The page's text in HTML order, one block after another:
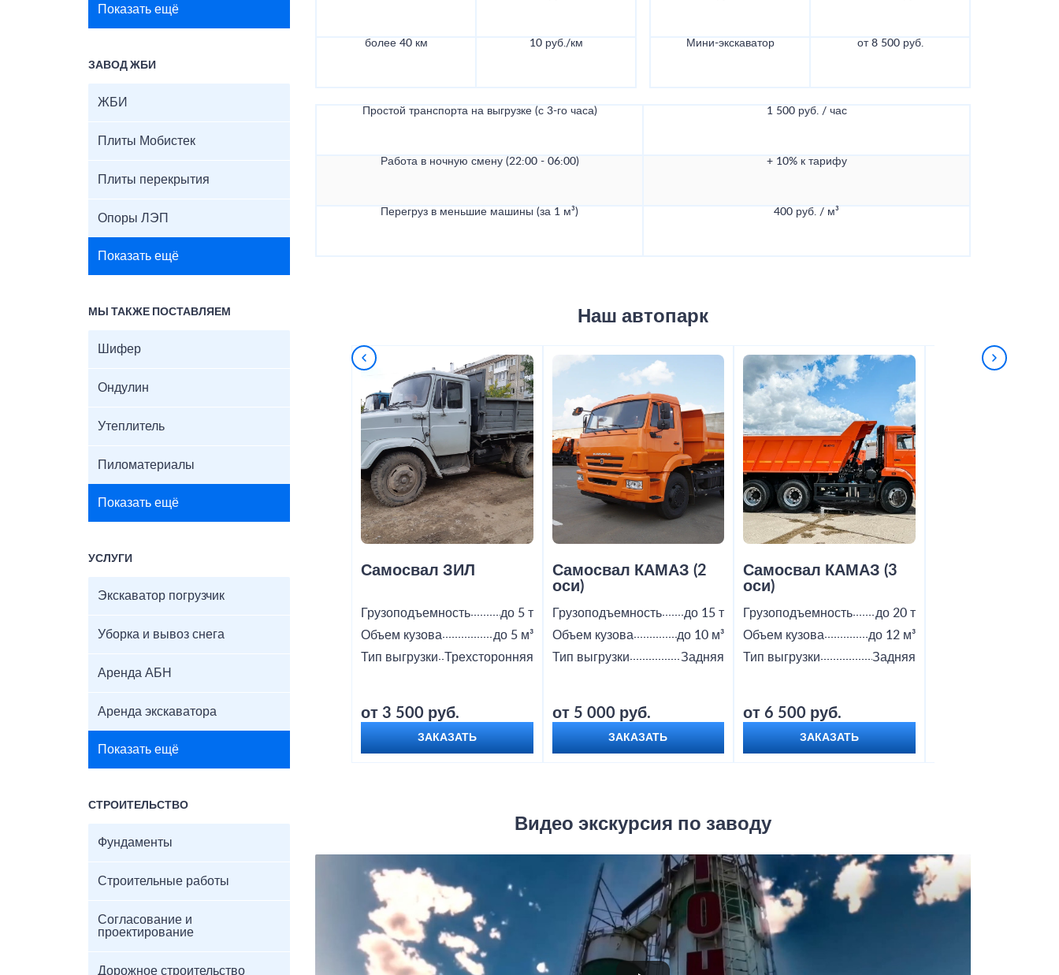
Показать ещё
ЗАВОД ЖБИ
ЖБИ
Плиты Мобистек
Плиты перекрытия
Опоры ЛЭП
Показать ещё
МЫ ТАКЖЕ ПОСТАВЛЯЕМ
Шифер
Ондулин
Утеплитель
Пиломатериалы
Показать ещё
УСЛУГИ
Экскаватор погрузчик
Уборка и вывоз снега
Аренда АБН
Аренда экскаватора
Показать ещё
СТРОИТЕЛЬСТВО
Фундаменты
Строительные работы
Согласование и
проектирование
Дорожное строительство
более 40 км 10 руб./км Мини-экскаватор от 8 500 руб.
Простой транспорта на выгрузке (с 3-го часа) 1 500 руб. / час
Работа в ночную смену (22:00 - 06:00) + 10% к тарифу
Перегруз в меньшие машины (за 1 м³) 400 руб. / м³
Наш автопарк
Самосвал ЗИЛ
Грузоподъемность
до 5 т
Объем кузова
до 5 м³
Тип выгрузки Трехсторонняя
от 3 500 руб.
ЗАКАЗАТЬ
Самосвал КАМАЗ (2
оси)
Грузоподъемность
до 15 т
Объем кузова
до 10 м³
Тип выгрузки
Задняя
от 5 000 руб.
ЗАКАЗАТЬ
Самосвал КАМАЗ (3
оси)
Грузоподъемность
до 20 т
Объем кузова
до 12 м³
Тип выгрузки
Задняя
от 6 500 руб.
ЗАКАЗАТЬ
Видео экскурсия по заводу